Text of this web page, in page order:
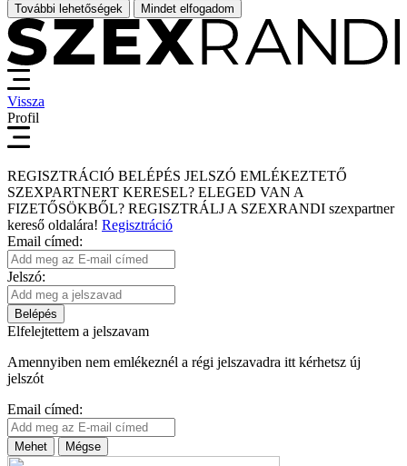
További lehetőségek Mindet elfogadom
Vissza
Profil
REGISZTRÁCIÓ BELÉPÉS JELSZÓ EMLÉKEZTETŐ
SZEXPARTNERT KERESEL? ELEGED VAN A
FIZETŐSÖKBŐL? REGISZTRÁLJ A SZEXRANDI szexpartner
kereső oldalára! Regisztráció
Email címed:
Jelszó:
Belépés
Elfelejtettem a jelszavam
Amennyiben nem emlékeznél a régi jelszavadra itt kérhetsz új
jelszót
Email címed:
Mehet Mégse